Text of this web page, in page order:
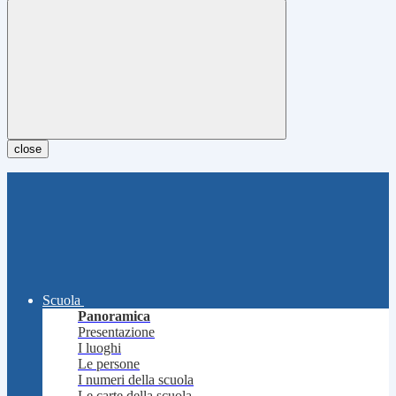
close
Scuola
Panoramica
Presentazione
I luoghi
Le persone
I numeri della scuola